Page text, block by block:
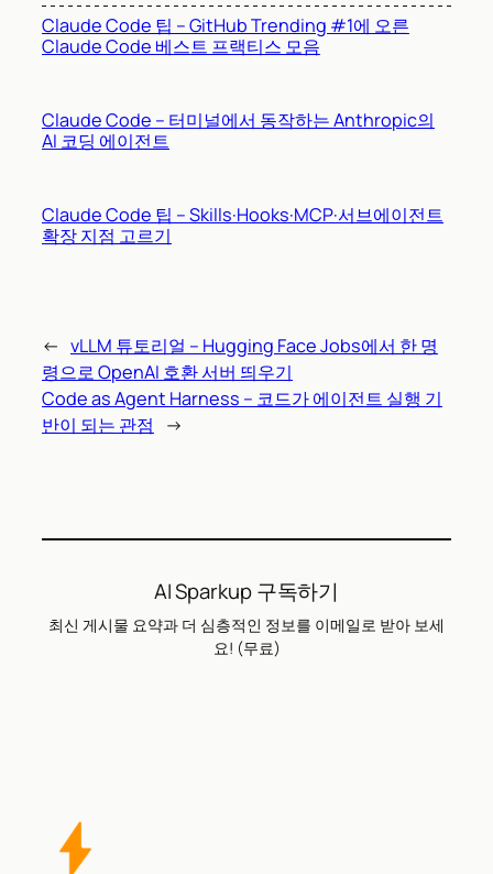
Claude Code 팁 – GitHub Trending #1에 오른
Claude Code 베스트 프랙티스 모음
Claude Code – 터미널에서 동작하는 Anthropic의
AI 코딩 에이전트
Claude Code 팁 – Skills·Hooks·MCP·서브에이전트
확장 지점 고르기
← vLLM 튜토리얼 – Hugging Face Jobs에서 한 명
령으로 OpenAI 호환 서버 띄우기
Code as Agent Harness – 코드가 에이전트 실행 기
반이 되는 관점
→
AI Sparkup 구독하기
최신 게시물 요약과 더 심층적인 정보를 이메일로 받아 보세
요! (무료)